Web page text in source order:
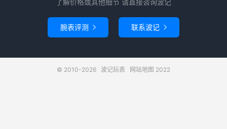
了解价格或其他细节 请直接咨询波记
腕表评测  联系波记 
© 2010-2026 波记玩表 网站地图 2022